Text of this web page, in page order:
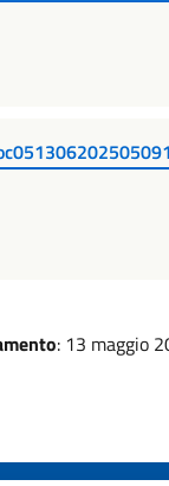
: 13 maggio